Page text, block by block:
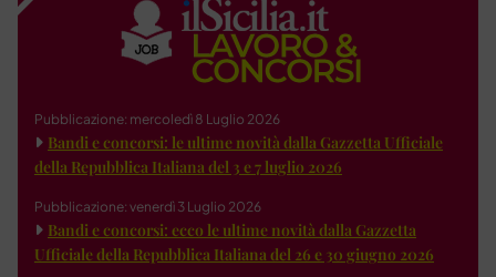
Pubblicazione: mercoledì 8 Luglio 2026
Bandi e concorsi: le ultime novità dalla Gazzetta Ufficiale
della Repubblica Italiana del 3 e 7 luglio 2026
Pubblicazione: venerdì 3 Luglio 2026
Bandi e concorsi: ecco le ultime novità dalla Gazzetta
Ufficiale della Repubblica Italiana del 26 e 30 giugno 2026